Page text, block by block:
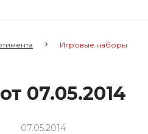
Игровые наборы
07.05.2014
07.05.2014